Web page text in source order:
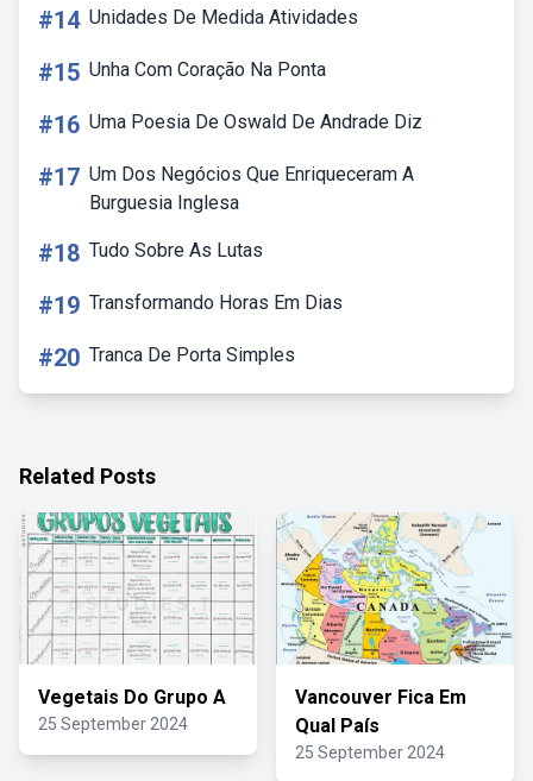
#14 Unidades De Medida Atividades
#15 Unha Com Coração Na Ponta
#16 Uma Poesia De Oswald De Andrade Diz
#17 Um Dos Negócios Que Enriqueceram A
Burguesia Inglesa
#18 Tudo Sobre As Lutas
#19 Transformando Horas Em Dias
#20 Tranca De Porta Simples
Related Posts
Vegetais Do Grupo A
25 September 2024
Vancouver Fica Em
Qual País
25 September 2024